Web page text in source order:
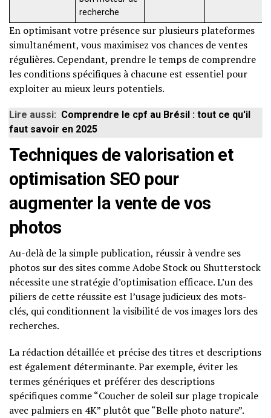
recherche
En optimisant votre présence sur plusieurs plateformes
simultanément, vous maximisez vos chances de ventes
régulières. Cependant, prendre le temps de comprendre
les conditions spécifiques à chacune est essentiel pour
exploiter au mieux leurs potentiels.
Lire aussi: Comprendre le cpf au Brésil : tout ce qu'il
faut savoir en 2025
Techniques de valorisation et
optimisation SEO pour
augmenter la vente de vos
photos
Au-delà de la simple publication, réussir à vendre ses
photos sur des sites comme Adobe Stock ou Shutterstock
nécessite une stratégie d’optimisation efficace. L’un des
piliers de cette réussite est l’usage judicieux des mots-
clés, qui conditionnent la visibilité de vos images lors des
recherches.
La rédaction détaillée et précise des titres et descriptions
est également déterminante. Par exemple, éviter les
termes génériques et préférer des descriptions
spécifiques comme “Coucher de soleil sur plage tropicale
avec palmiers en 4K” plutôt que “Belle photo nature”.